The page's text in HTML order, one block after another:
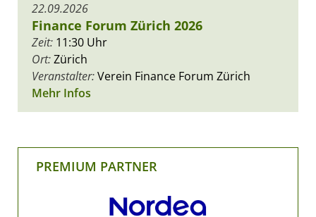
22.09.2026
Finance Forum Zürich 2026
Zeit: 11:30 Uhr
Ort:Zürich
Veranstalter:Verein Finance Forum Zürich
Mehr Infos
PREMIUM PARTNER